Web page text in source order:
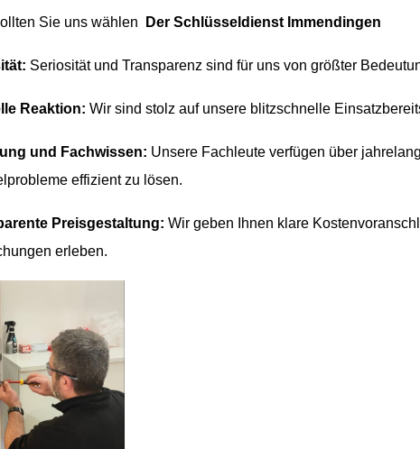
Sie uns wählen Der Schlüsseldienst Immendingen
Seriosität und Transparenz sind für uns von größter
Reaktion: Wir sind stolz auf unsere blitzschnelle
und Fachwissen: Unsere Fachleute verfügen über
effizient zu lösen.
Preisgestaltung: Wir geben Ihnen klare
erleben.